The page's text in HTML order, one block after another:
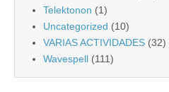
Telektonon (1)
Uncategorized (10)
VARIAS ACTIVIDADES (32)
Wavespell (111)